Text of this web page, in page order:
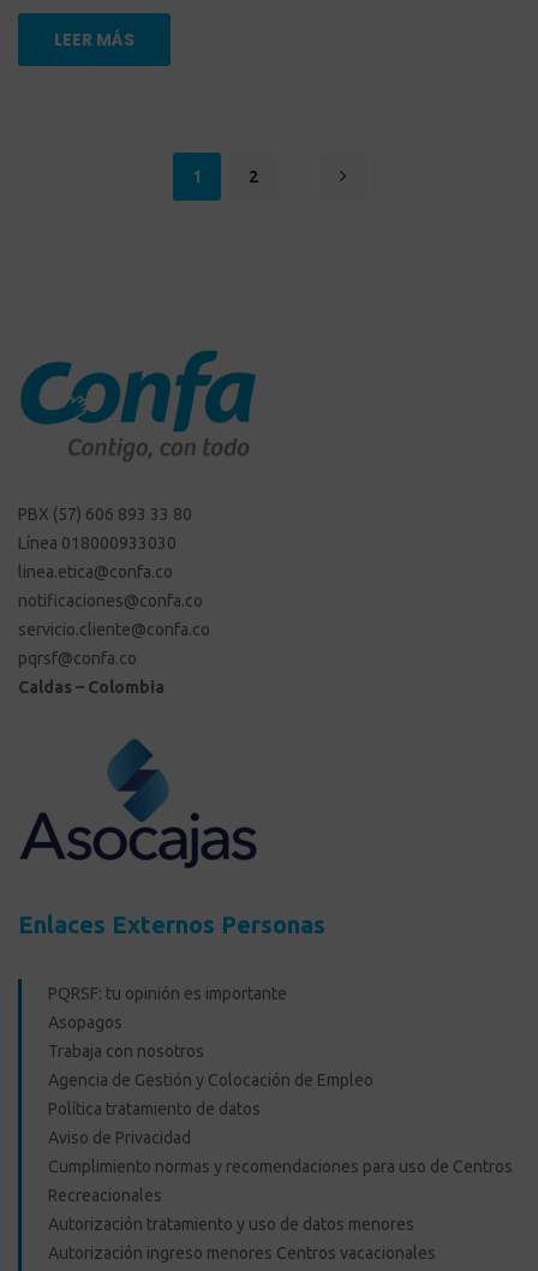
LEER MÁS
1 2
PBX (57) 606 893 33 80
Línea 018000933030
linea.etica@confa.co
notificaciones@confa.co
servicio.cliente@confa.co
pqrsf@confa.co
Caldas – Colombia
Enlaces Externos Personas
PQRSF: tu opinión es importante
Asopagos
Trabaja con nosotros
Agencia de Gestión y Colocación de Empleo
Política tratamiento de datos
Aviso de Privacidad
Cumplimiento normas y recomendaciones para uso de Centros
Recreacionales
Autorización tratamiento y uso de datos menores
Autorización ingreso menores Centros vacacionales